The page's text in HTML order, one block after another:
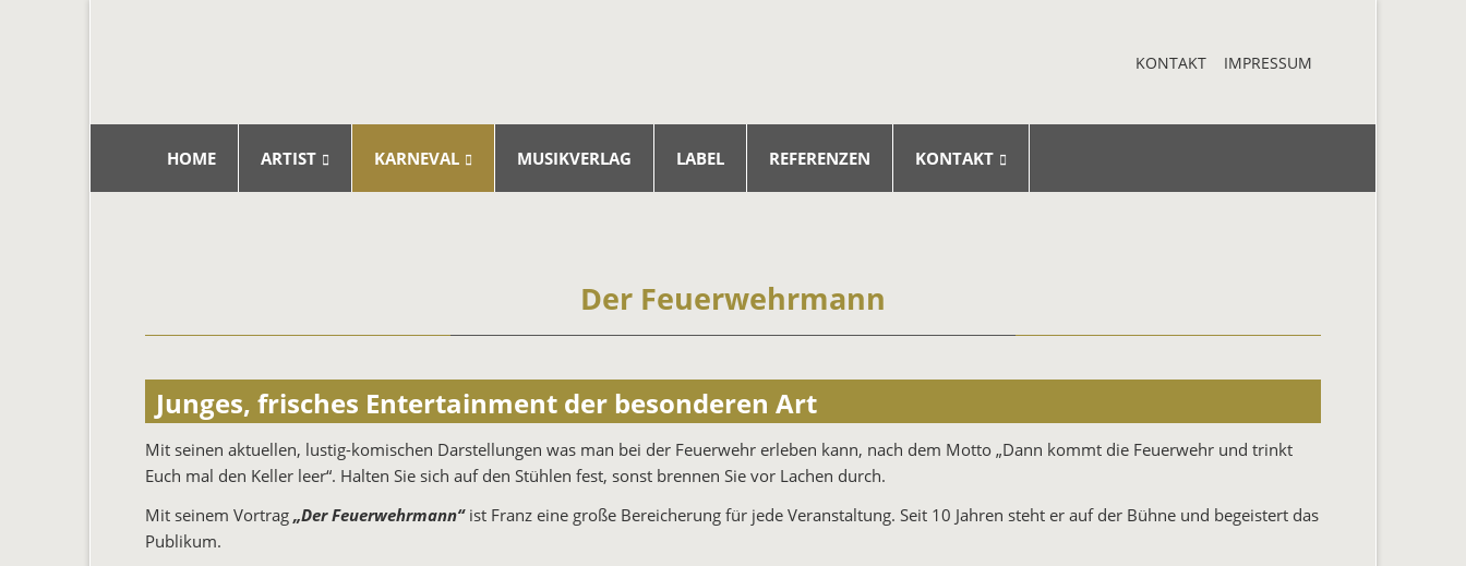
NAVIGATION
KONTAKT IMPRESSUM
überspringen
HOME ARTIST KARNEVAL MUSIKVERLAG LABEL REFERENZEN KONTAKT
Der Feuerwehrmann
Junges, frisches Entertainment der besonderen Art
Mit seinen aktuellen, lustig-komischen Darstellungen was man bei der Feuerwehr erleben kann, nach dem Motto „Dann kommt die Feuerwehr und trinkt
Euch mal den Keller leer“. Halten Sie sich auf den Stühlen fest, sonst brennen Sie vor Lachen durch.
Mit seinem Vortrag „Der Feuerwehrmann“ ist Franz eine große Bereicherung für jede Veranstaltung. Seit 10 Jahren steht er auf der Bühne und begeistert das
Publikum.